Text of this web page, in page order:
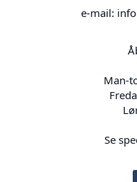
e-mail:
Man-
Se